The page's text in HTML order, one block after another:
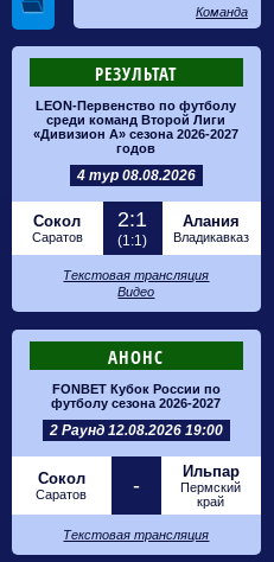
Команда
РЕЗУЛЬТАТ
LEON-Первенство по футболу
среди команд Второй Лиги
«Дивизион А» сезона 2026-2027
годов
4 тур 08.08.2026
Сокол
Саратов
2:1
(1:1)
Алания
Владикавказ
Текстовая трансляция
Видео
АНОНС
FONBET Кубок России по
футболу сезона 2026-2027
2 Раунд 12.08.2026 19:00
Сокол
Саратов -
Ильпар
Пермский
край
Текстовая трансляция